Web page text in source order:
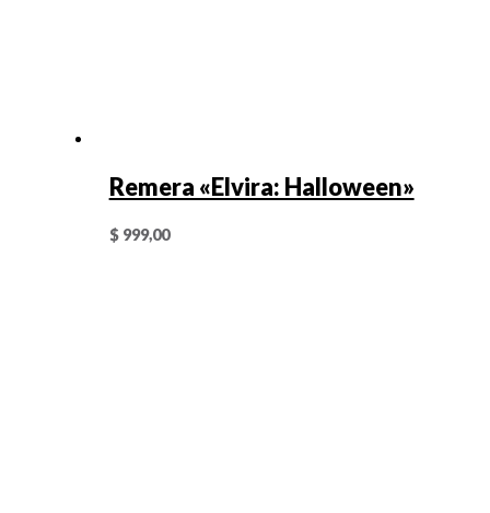
Remera «Elvira: Halloween»
$999,00